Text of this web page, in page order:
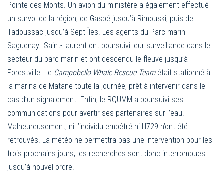
Pointe-des-Monts. Un avion du ministère a également effectué
un survol de la région, de Gaspé jusqu’à Rimouski, puis de
Tadoussac jusqu’à Sept-Îles. Les agents du Parc marin
Saguenay–Saint-Laurent ont poursuivi leur surveillance dans le
secteur du parc marin et ont descendu le fleuve jusqu’à
Forestville. Le Campobello Whale Rescue Team était stationné à
la marina de Matane toute la journée, prêt à intervenir dans le
cas d’un signalement. Enfin, le RQUMM a poursuivi ses
communications pour avertir ses partenaires sur l’eau.
Malheureusement, ni l’individu empêtré ni H729 n’ont été
retrouvés. La météo ne permettra pas une intervention pour les
trois prochains jours, les recherches sont donc interrompues
jusqu’à nouvel ordre.